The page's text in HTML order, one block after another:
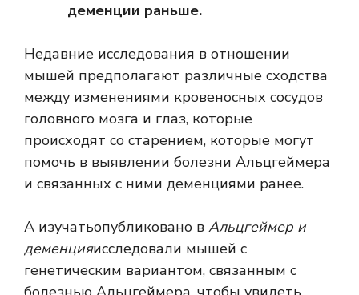
деменции раньше.
Недавние исследования в отношении
мышей предполагают различные сходства
между изменениями кровеносных сосудов
головного мозга и глаз, которые
происходят со старением, которые могут
помочь в выявлении болезни Альцгеймера
и связанных с ними деменциями ранее.
А изучатьопубликовано в Альцгеймер и
деменцияисследовали мышей с
генетическим вариантом, связанным с